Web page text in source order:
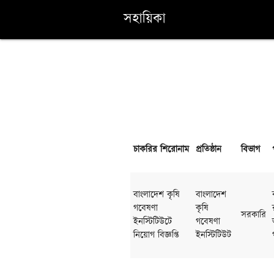
সহায়িকা
চাকরির শিরোনাম প্রতিষ্ঠান বিভাগ
বাংলাদেশ কৃষি
গবেষণা
ইনস্টিটিউটে
নিয়োগ বিজ্ঞপ্তি
বাংলাদেশ
কৃষি
গবেষণা
ইনস্টিটিউট
সরকারি